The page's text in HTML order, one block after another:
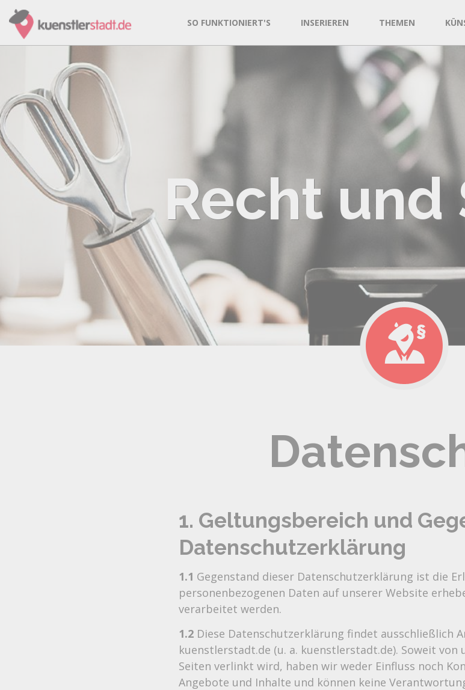
SO FUNKTIONIERT'S INSERIEREN THEMEN
Recht und
1. Geltungsbereich und
Datenschutzerklärung
1.1 Gegenstand dieser Datenschutzerklärung ist die
personenbezogenen Daten auf unserer Website
verarbeitet werden.
1.2 Diese Datenschutzerklärung findet ausschließlich
kuenstlerstadt.de (u. a. kuenstlerstadt.de). Soweit von
Seiten verlinkt wird, haben wir weder Einfluss noch
Angebote und Inhalte und können keine